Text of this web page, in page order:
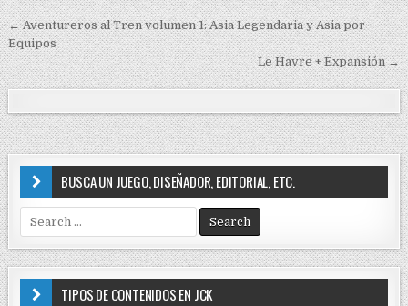
e
d
i
n
N
a
v
e
g
a
c
ó
n
← Aventureros al Tren volumen 1: Asia Legendaria y Asia por
Equipos
Le Havre + Expansión →
BUSCA UN JUEGO, DISEÑADOR, EDITORIAL, ETC.
e
a
r
TIPOS DE CONTENIDOS EN JCK